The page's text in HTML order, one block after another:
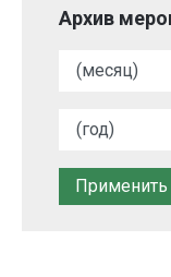
Архив